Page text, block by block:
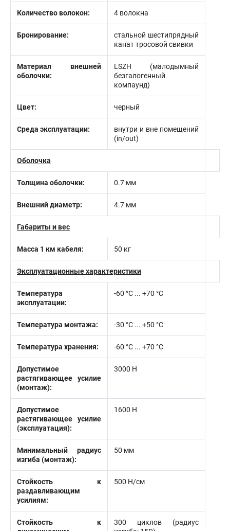
Количество волокон: 4 волокна
Бронирование:
стальной шестипрядный
канат тросовой свивки
Материал внешней
оболочки:
LSZH (малодымный
безгалогенный
компаунд)
Цвет: черный
Среда эксплуатации:
внутри и вне помещений
(in/out)
Оболочка
Толщина оболочки: 0.7 мм
Внешний диаметр: 4.7 мм
Габариты и вес
Масса 1 км кабеля: 50 кг
Эксплуатационные характеристики
Температура
эксплуатации:
-60 °С ... +70 °С
Температура монтажа: -30 °С ... +50 °С
Температура хранения: -60 °C ... +70 °C
Допустимое
растягивающее усилие
(монтаж):
3000 Н
Допустимое
растягивающее усилие
(эксплуатация):
1600 Н
Минимальный радиус
изгиба (монтаж):
50 мм
Стойкость к
раздавливающим
усилиям:
500 Н/см
Стойкость к
300 циклов (радиус